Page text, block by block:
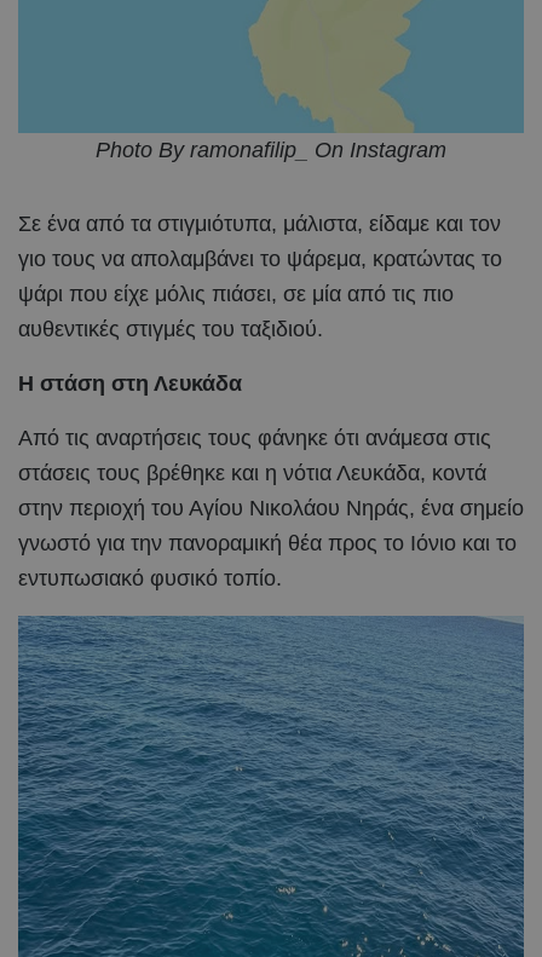
Photo By ramonafilip_ On Instagram
Σε ένα από τα στιγμιότυπα, μάλιστα, είδαμε και τον
γιο τους να απολαμβάνει το ψάρεμα, κρατώντας το
ψάρι που είχε μόλις πιάσει, σε μία από τις πιο
αυθεντικές στιγμές του ταξιδιού.
Η στάση στη Λευκάδα
Από τις αναρτήσεις τους φάνηκε ότι ανάμεσα στις
στάσεις τους βρέθηκε και η νότια Λευκάδα, κοντά
στην περιοχή του Αγίου Νικολάου Νηράς, ένα σημείο
γνωστό για την πανοραμική θέα προς το Ιόνιο και το
εντυπωσιακό φυσικό τοπίο.